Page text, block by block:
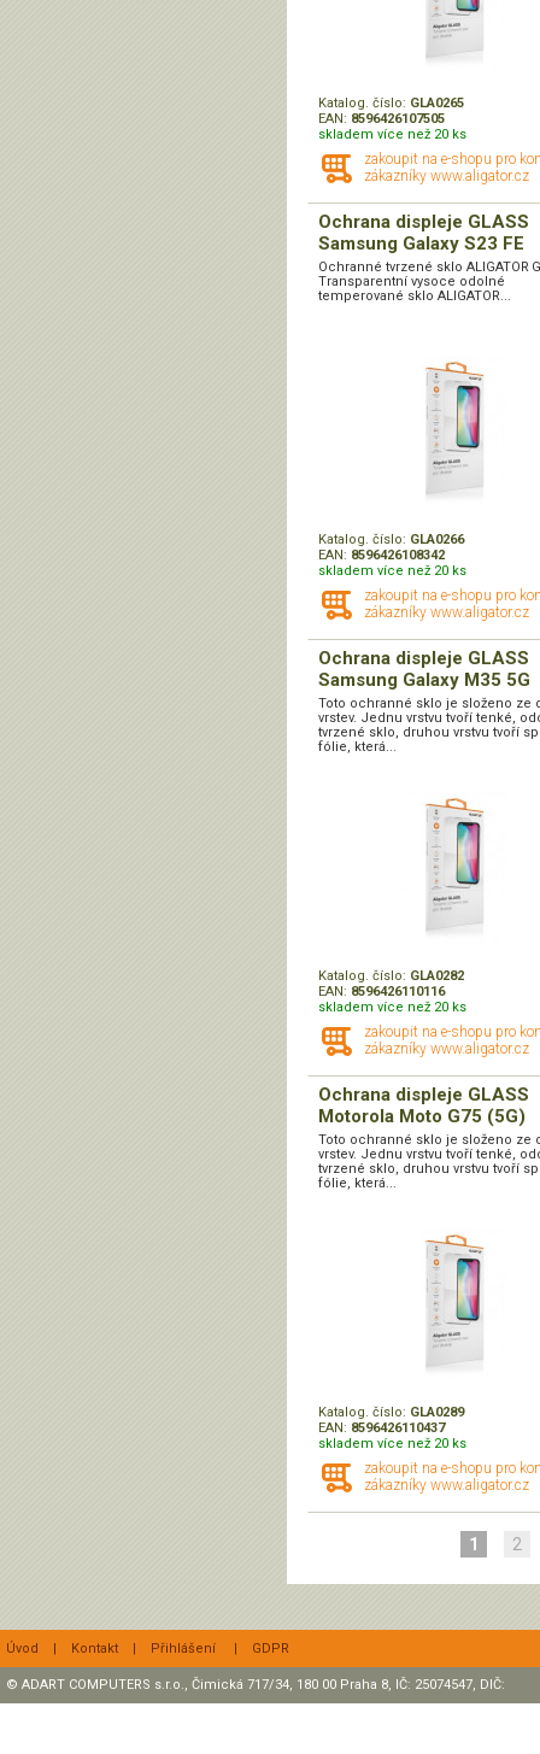
Katalog. číslo: GLA0265
EAN: 8596426107505
skladem více než 20 ks
zakoupit na e-shopu pro
zákazníky www.aligator.cz
Ochrana displeje GLASS
Samsung Galaxy S23 FE
Ochranné tvrzené sklo ALIGATOR
Transparentní vysoce odolné
temperované sklo ALIGATOR...
Katalog. číslo: GLA0266
EAN: 8596426108342
skladem více než 20 ks
zakoupit na e-shopu pro
zákazníky www.aligator.cz
Ochrana displeje GLASS
Samsung Galaxy M35 5G
Toto ochranné sklo je složeno ze
vrstev. Jednu vrstvu tvoří tenké,
tvrzené sklo, druhou vrstvu tvoří
fólie, která...
Katalog. číslo: GLA0282
EAN: 8596426110116
skladem více než 20 ks
zakoupit na e-shopu pro
zákazníky www.aligator.cz
Ochrana displeje GLASS
Motorola Moto G75 (5G)
Toto ochranné sklo je složeno ze
vrstev. Jednu vrstvu tvoří tenké,
tvrzené sklo, druhou vrstvu tvoří
fólie, která...
Katalog. číslo: GLA0289
EAN: 8596426110437
skladem více než 20 ks
zakoupit na e-shopu pro
zákazníky www.aligator.cz
1 2
Úvod | Kontakt | Přihlášení | GDPR
© ADART COMPUTERS s.r.o., Čimická 717/34, 180 00 Praha 8, IČ: 25074547, DIČ: